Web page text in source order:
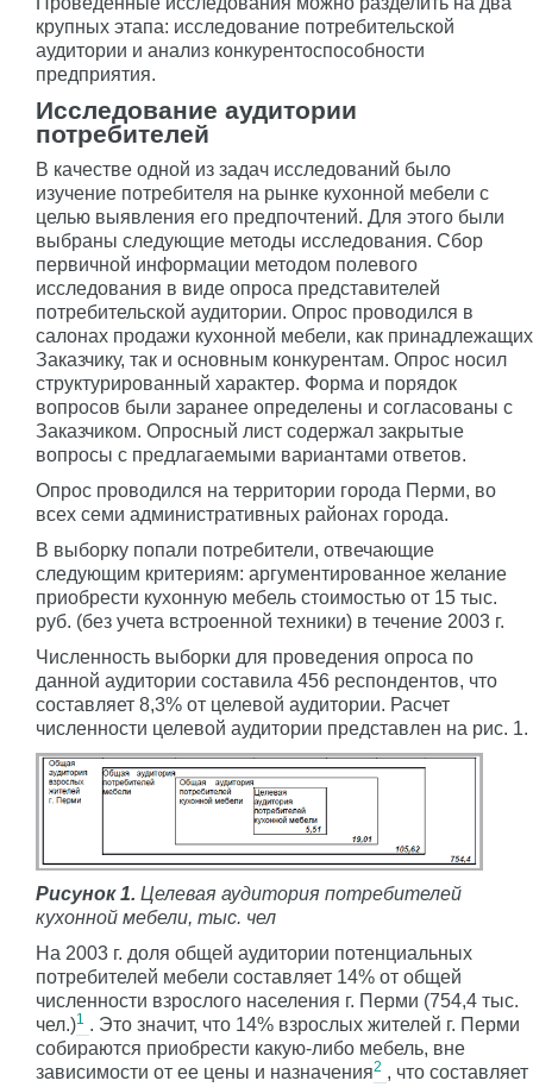
крупных этапа: исследование потребительской
аудитории и анализ конкурентоспособности
предприятия.
Исследование аудитории
потребителей
В качестве одной из задач исследований было
изучение потребителя на рынке кухонной мебели с
целью выявления его предпочтений. Для этого были
выбраны следующие методы исследования. Сбор
первичной информации методом полевого
исследования в виде опроса представителей
потребительской аудитории. Опрос проводился в
салонах продажи кухонной мебели, как принадлежащих
Заказчику, так и основным конкурентам. Опрос носил
структурированный характер. Форма и порядок
вопросов были заранее определены и согласованы с
Заказчиком. Опросный лист содержал закрытые
вопросы с предлагаемыми вариантами ответов.
Опрос проводился на территории города Перми, во
всех семи административных районах города.
В выборку попали потребители, отвечающие
следующим критериям: аргументированное желание
приобрести кухонную мебель стоимостью от 15 тыс.
руб. (без учета встроенной техники) в течение 2003 г.
Численность выборки для проведения опроса по
данной аудитории составила 456 респондентов, что
составляет 8,3% от целевой аудитории. Расчет
численности целевой аудитории представлен на рис. 1.
Рисунок 1. Целевая аудитория потребителей
кухонной мебели, тыс. чел
На 2003 г. доля общей аудитории потенциальных
потребителей мебели составляет 14% от общей
численности взрослого населения г. Перми (754,4 тыс.
чел.)1 . Это значит, что 14% взрослых жителей г. Перми
собираются приобрести какую-либо мебель, вне
зависимости от ее цены и назначения2 , что составляет